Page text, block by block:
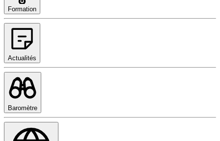
Formation
Actualités
Baromètre